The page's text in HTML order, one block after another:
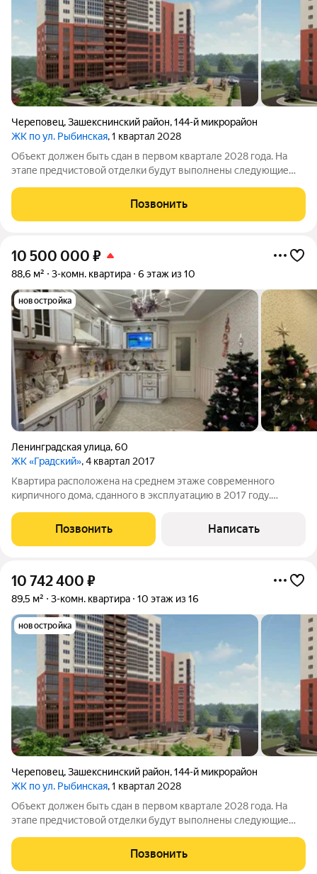
Череповец,Зашекснинский район,144-й микрорайон
ЖК по ул. Рыбинская, 1 квартал 2028
Объект должен быть сдан в первом квартале 2028 года. На
этапе предчистовой отделки будут выполнены следующие
монтажа сантехники, сделана разводка электричества с
установкой розеток и
Позвонить
10 500 000 ₽
88,6 м² 3-комн. квартира 6 этаж из 10
новостройка
Ленинградская улица,60
ЖК «Градский», 4 квартал 2017
Квартира расположена на среднем этаже современного
кирпичного дома, сданного в эксплуатацию в 2017 году.
находятся всего две квартиры. Объект отличается
продуманной и эффективной планировкой.
Позвонить Написать
10 742 400 ₽
89,5 м² 3-комн. квартира 10 этаж из 16
новостройка
Череповец,Зашекснинский район,144-й микрорайон
ЖК по ул. Рыбинская, 1 квартал 2028
Объект должен быть сдан в первом квартале 2028 года. На
этапе предчистовой отделки будут выполнены следующие
монтажа сантехники, выполнена разводка электричества с
установкой розеток и
Позвонить